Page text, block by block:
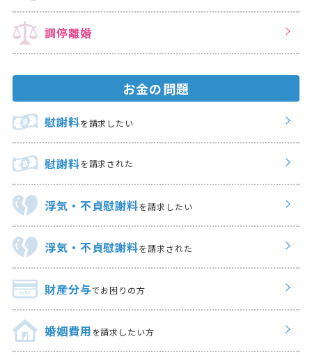
調停離婚
お金の問題
慰謝料を請求したい
慰謝料を請求された
浮気・不貞慰謝料を請求したい
浮気・不貞慰謝料を請求された
財産分与でお困りの方
婚姻費用を請求したい方